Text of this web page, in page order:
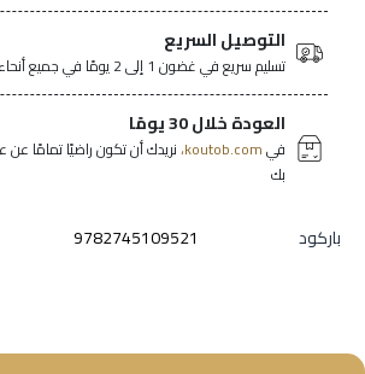
التوصيل السريع
تسليم سريع في غضون 1 إلى 2 يومًا في جميع أنحاء تونس.
العودة خلال 30 يومًا
فيkoutob.com، نريدك أن تكون راضيًا تمامًا عن
بك
باركود 9782745109521